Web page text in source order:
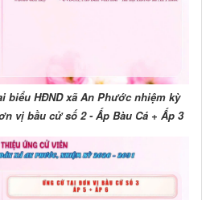
biểu HĐND xã An Phước nhiệm kỳ
vị bầu cử số 2 - Ấp Bàu Cá + Ấp 3